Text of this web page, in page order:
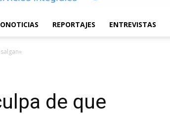
REPORTAJES ENTREVISTAS
de que